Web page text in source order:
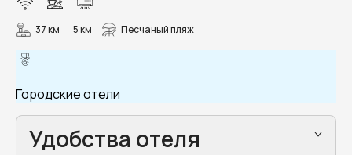
37 км 5 км Песчаный пляж
Городские отели
Удобства отеля